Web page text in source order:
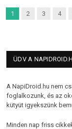
1 2 3 4
ÜDV A
A NapiDroid.hu nem
foglalkozunk, és az
kütyüt igyekszünk
Minden nap friss